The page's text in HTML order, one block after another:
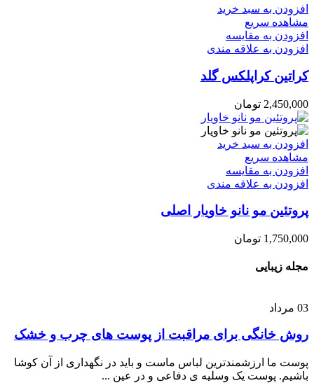
افزودن به سبد خرید
مشاهده سریع
افزودن به مقایسه
افزودن به علاقه مندی
کراتین کراپلکس گلد
2,450,000 تومان
افزودن به سبد خرید
مشاهده سریع
افزودن به مقایسه
افزودن به علاقه مندی
پروتئین مو نانو خاویار اصلی
1,750,000 تومان
مجله زیبایی
03 مرداد
روش خانگی برای مراقبت از پوست های چرب و خشک
پوست ما ارزشمندترین لباس ماست و باید در نگهداری از آن کوشا
باشیم. پوست یک وسلیه ی دفاعی و در عین ...